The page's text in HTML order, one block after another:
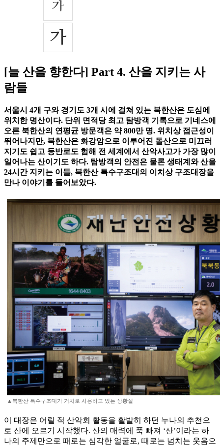
[늘 산을 향한다] Part 4. 산을 지키는 사
람들
서울시 4개 구와 경기도 3개 시에 걸쳐 있는 북한산은 도심에
위치한 명산이다. 단위 면적당 최고 탐방객 기록으로 기네스에
오른 북한산의 연평균 방문객은 약 800만 명. 위치상 접근성이
뛰어나지만, 북한산은 화강암으로 이루어진 돌산으로 미끄러
지기도 쉽고 등반로도 험해 전 세계에서 산악사고가 가장 많이
일어나는 산이기도 하다. 탐방객의 안전은 물론 생태계와 산을
24시간 지키는 이들, 북한산 특수구조대의 이치상 구조대장을
만나 이야기를 들어보았다.
▲북한산 특수구조대가 거처로 사용하고 있는 상황실
이 대장은 어릴 적 산악회 활동을 활발히 하던 누나의 추천으
로 산에 오르기 시작했다. 산의 매력에 푹 빠져 ‘산’이라는 하
나의 주제만으로 때로는 심각한 얼굴로, 때로는 넘치는 웃음으